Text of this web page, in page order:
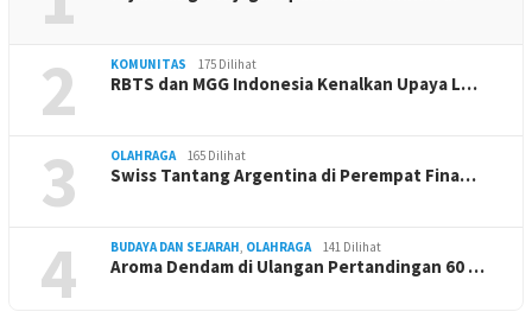
2 KOMUNITAS 175 Dilihat
RBTS dan MGG Indonesia Kenalkan Upaya L…
3 OLAHRAGA 165 Dilihat
Swiss Tantang Argentina di Perempat Fina…
4 BUDAYA DAN SEJARAH OLAHRAGA 141 Dilihat
Aroma Dendam di Ulangan Pertandingan 60 …